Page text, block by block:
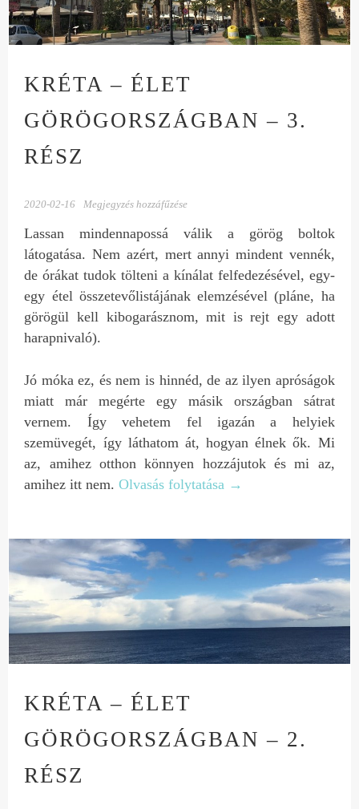
KRÉTA – ÉLET
GÖRÖGORSZÁGBAN – 3.
RÉSZ
2020-02-16 Megjegyzés hozzáfűzése
Lassan mindennapossá válik a görög boltok
látogatása. Nem azért, mert annyi mindent vennék,
de órákat tudok tölteni a kínálat felfedezésével, egy-
egy étel összetevőlistájának elemzésével (pláne, ha
görögül kell kibogarásznom, mit is rejt egy adott
harapnivaló).
Jó móka ez, és nem is hinnéd, de az ilyen apróságok
miatt már megérte egy másik országban sátrat
vernem. Így vehetem fel igazán a helyiek
szemüvegét, így láthatom át, hogyan élnek ők. Mi
az, amihez otthon könnyen hozzájutok és mi az,
amihez itt nem.Olvasás folytatása →
KRÉTA – ÉLET
GÖRÖGORSZÁGBAN – 2.
RÉSZ